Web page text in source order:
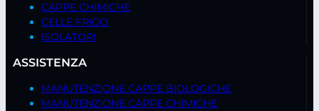
CAPPE CHIMICHE
CELLE FRIGO
ISOLATORI
ASSISTENZA
MANUTENZIONE CAPPE BIOLOGICHE
MANUTENZIONE CAPPE CHIMICHE